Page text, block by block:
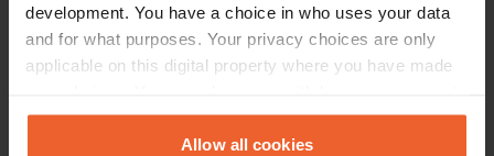
development. You have a choice in who uses your data
and for what purposes. Your privacy choices are only
applicable on this digital property where you have made
any time from the Cookie Declaration or by clicking on
the Privacy trigger icon.Allow all cookies
Contact
Emplacement